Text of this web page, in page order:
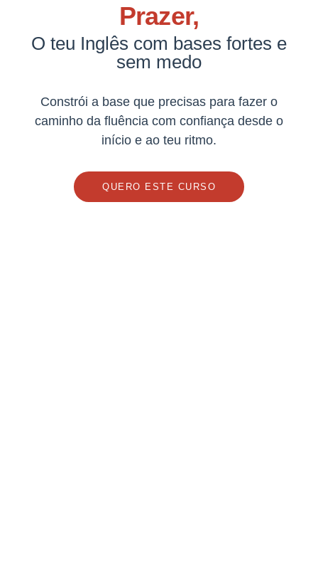
Prazer,
O teu Inglês com bases fortes e
sem medo
Constrói a base que precisas para fazer o
caminho da fluência com confiança desde o
início e ao teu ritmo.
QUERO ESTE CURSO